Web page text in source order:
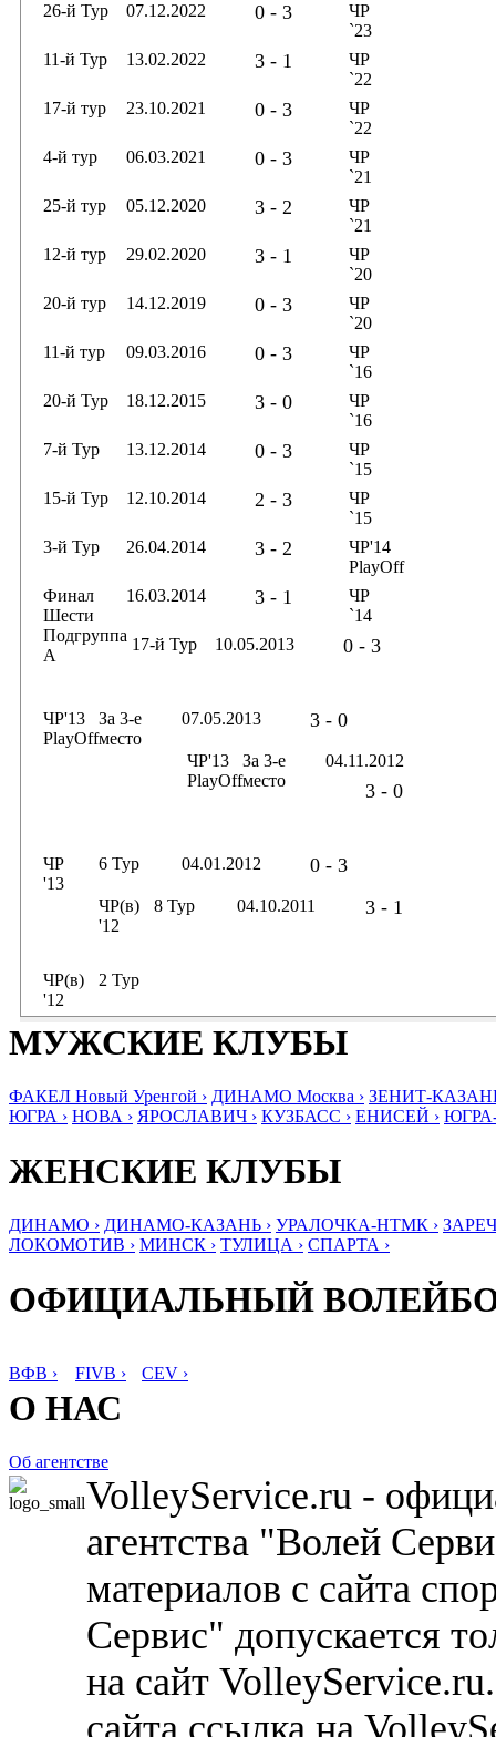
26-й Тур
07.12.2022 0 - 3
ЧР
`23
11-й Тур
13.02.2022 3 - 1
ЧР
`22
17-й тур
23.10.2021 0 - 3
ЧР
`22
4-й тур
06.03.2021 0 - 3
ЧР
`21
25-й тур
05.12.2020 3 - 2
ЧР
`21
12-й тур
29.02.2020 3 - 1
ЧР
`20
20-й тур
14.12.2019 0 - 3
ЧР
`20
11-й тур
09.03.2016 0 - 3
ЧР
`16
20-й Тур
18.12.2015 3 - 0
ЧР
`16
7-й Тур
13.12.2014 0 - 3
ЧР
`15
15-й Тур
12.10.2014 2 - 3
ЧР
`15
3-й Тур
26.04.2014 3 - 2
ЧР'14
PlayOff
Финал
Шести
Подгруппа
А
16.03.2014 3 - 1
ЧР
`14
17-й Тур
10.05.2013 0 - 3
ЧР'13
PlayOff
За 3-е
место
07.05.2013 3 - 0
ЧР'13
PlayOff
За 3-е
место
04.11.2012
3 - 0
ЧР
'13
6 Тур 04.01.2012 0 - 3
ЧР(в)
'12
8 Тур 04.10.2011 3 - 1
ЧР(в)
'12
2 Тур
МУЖСКИЕ КЛУБЫ
ФАКЕЛ Новый Уренгой › ДИНАМО Москва › ЗЕНИТ-
ЮГРА › НОВА › ЯРОСЛАВИЧ › КУЗБАСС › ЕНИСЕЙ ›
ЖЕНСКИЕ КЛУБЫ
ДИНАМО › ДИНАМО-КАЗАНЬ › УРАЛОЧКА-НТМК ›
ЛОКОМОТИВ › МИНСК › ТУЛИЦА › СПАРТА ›
ОФИЦИАЛЬНЫЙ
ВФВ › FIVB › CEV ›
О НАС
Об агентстве
VolleyService.ru -
агентства "Волей
материалов с сайта
Сервис" допускается
на сайт